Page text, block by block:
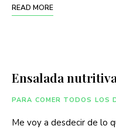
READ MORE
Ensalada nutritiva
PARA COMER TODOS LOS
Me voy a desdecir de lo